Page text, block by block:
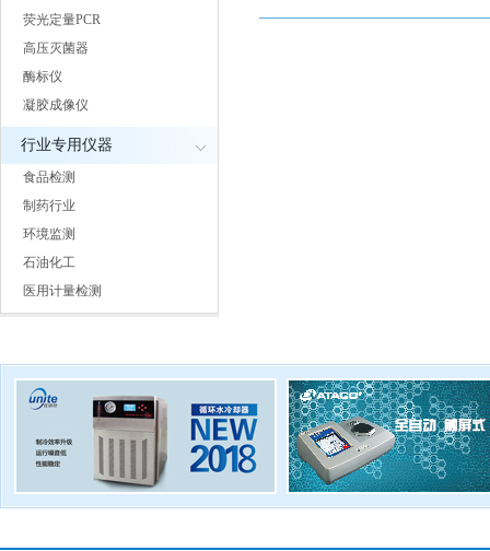
荧光定量PCR
高压灭菌器
酶标仪
凝胶成像仪
行业专用仪器
食品检测
制药行业
环境监测
石油化工
医用计量检测